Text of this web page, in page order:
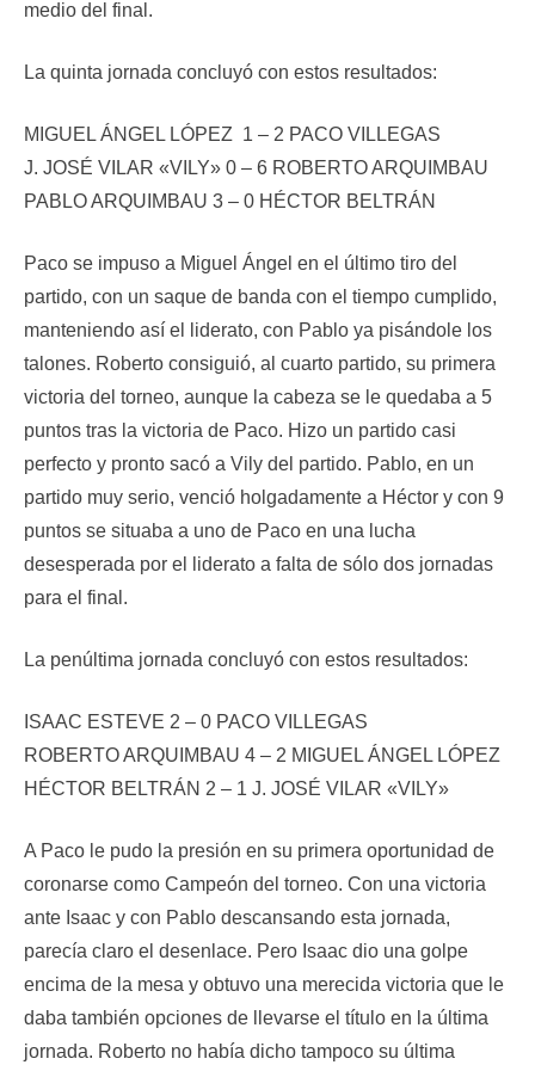
medio del final.
La quinta jornada concluyó con estos resultados:
MIGUEL ÁNGEL LÓPEZ 1 – 2 PACO VILLEGAS
J. JOSÉ VILAR «VILY» 0 – 6 ROBERTO ARQUIMBAU
PABLO ARQUIMBAU 3 – 0 HÉCTOR BELTRÁN
Paco se impuso a Miguel Ángel en el último tiro del
partido, con un saque de banda con el tiempo cumplido,
manteniendo así el liderato, con Pablo ya pisándole los
talones. Roberto consiguió, al cuarto partido, su primera
victoria del torneo, aunque la cabeza se le quedaba a 5
puntos tras la victoria de Paco. Hizo un partido casi
perfecto y pronto sacó a Vily del partido. Pablo, en un
partido muy serio, venció holgadamente a Héctor y con 9
puntos se situaba a uno de Paco en una lucha
desesperada por el liderato a falta de sólo dos jornadas
para el final.
La penúltima jornada concluyó con estos resultados:
ISAAC ESTEVE 2 – 0 PACO VILLEGAS
ROBERTO ARQUIMBAU 4 – 2 MIGUEL ÁNGEL LÓPEZ
HÉCTOR BELTRÁN 2 – 1 J. JOSÉ VILAR «VILY»
A Paco le pudo la presión en su primera oportunidad de
coronarse como Campeón del torneo. Con una victoria
ante Isaac y con Pablo descansando esta jornada,
parecía claro el desenlace. Pero Isaac dio una golpe
encima de la mesa y obtuvo una merecida victoria que le
daba también opciones de llevarse el título en la última
jornada. Roberto no había dicho tampoco su última